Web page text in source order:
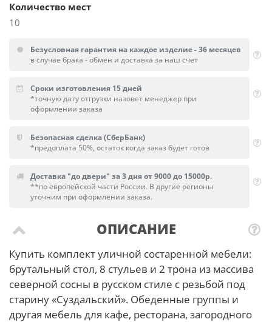
Количество мест
10
Безусловная гарантия на каждое изделие - 36 месяцев
в случае брака - обмен и доставка за наш счет
Сроки изготовления 15 дней
*точную дату отгрузки назовет менеджер при
оформлении заказа
Безопасная сделка (СберБанк)
*предоплата 50%, остаток когда заказ будет готов
Доставка "до двери" за 3 дня от 9000 до 15000р.
**по европейской части России. В другие регионы
уточним при оформлении заказа.
ОПИСАНИЕ
Купить комплект уличной состаренной мебели:
брутальный стол, 8 стульев и 2 трона из массива
северной сосны в русском стиле с резьбой под
старину «Суздальский». Обеденные группы и
другая мебель для кафе, ресторана, загородного